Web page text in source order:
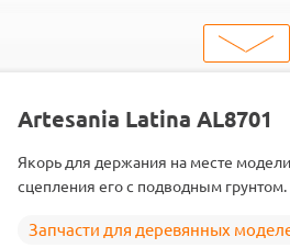
8421426087017
Запчасти для
Artesania Latina AL8701
Якорь для держания на месте
сцепления его с подводным грунтом.
Запчасти для деревянных